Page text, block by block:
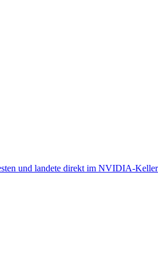
und landete direkt im NVIDIA-Keller